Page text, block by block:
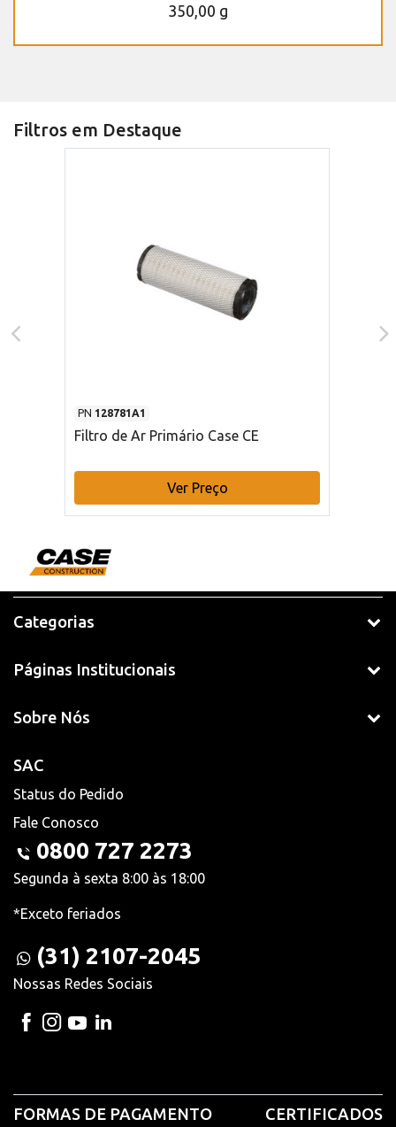
350,00 g
Filtros em Destaque
PN 128781A1
Filtro de Ar Primário Case CE
Ver Preço
Categorias
Páginas Institucionais
Sobre Nós
SAC
Status do Pedido
Fale Conosco
0800 727 2273
Segunda à sexta 8:00 às 18:00
*Exceto feriados
(31) 2107-2045
Nossas Redes Sociais
FORMAS DE PAGAMENTO CERTIFICADOS